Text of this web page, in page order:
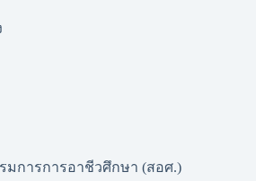
การการอาชีวศึกษา (สอศ.)